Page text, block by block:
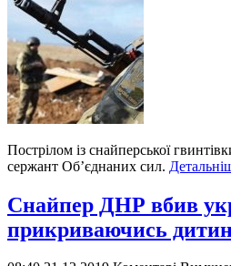
Пострілом із снайперської
сержант Об’єднаних сил.
Снайпер ДНР вбив
прикриваючись